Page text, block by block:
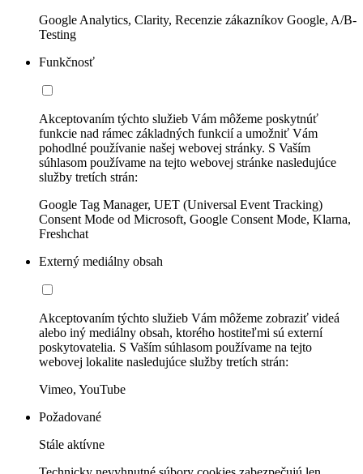
Google Analytics, Clarity, Recenzie zákazníkov Google, A/B-
Testing
Funkčnosť
Akceptovaním týchto služieb Vám môžeme poskytnúť
funkcie nad rámec základných funkcií a umožniť Vám
pohodlné používanie našej webovej stránky. S Vaším
súhlasom používame na tejto webovej stránke nasledujúce
služby tretích strán:
Google Tag Manager, UET (Universal Event Tracking)
Consent Mode od Microsoft, Google Consent Mode, Klarna,
Freshchat
Externý mediálny obsah
Akceptovaním týchto služieb Vám môžeme zobraziť videá
alebo iný mediálny obsah, ktorého hostiteľmi sú externí
poskytovatelia. S Vaším súhlasom používame na tejto
webovej lokalite nasledujúce služby tretích strán:
Vimeo, YouTube
Požadované
Stále aktívne